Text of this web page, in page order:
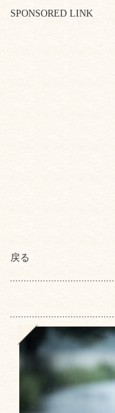
SPONSORED LINK
戻る